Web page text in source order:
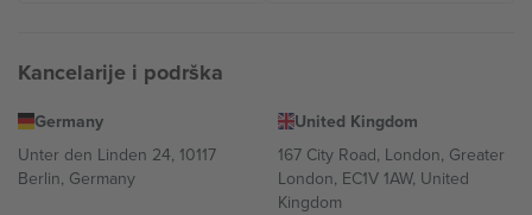
Kancelarije i podrška
Germany
Unter den Linden 24, 10117
Berlin, Germany
United Kingdom
167 City Road, London, Greater
London, EC1V 1AW, United
Kingdom